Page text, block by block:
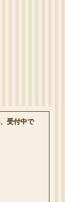
受付中で